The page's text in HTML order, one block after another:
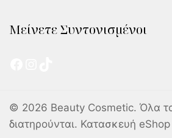
Μείνετε Συντονισμένοι
© 2026 Beauty Cosmetic. Όλα
διατηρούνται. Κατασκευή eShop